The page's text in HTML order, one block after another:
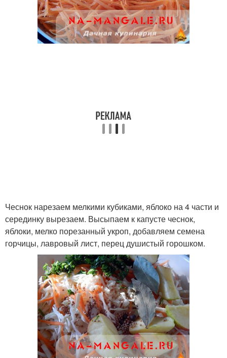
Чеснок нарезаем мелкими кубиками, яблоко на 4 части и
серединку вырезаем. Высыпаем к капусте чеснок,
яблоки, мелко порезанный укроп, добавляем семена
горчицы, лавровый лист, перец душистый горошком.